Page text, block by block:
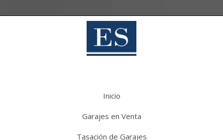
Inicio
Garajes en Venta
Tasación de Garajes